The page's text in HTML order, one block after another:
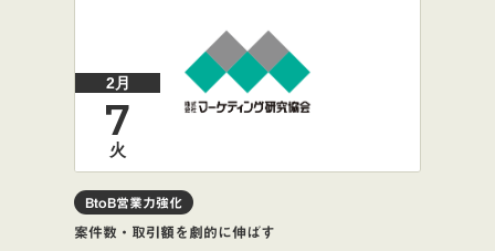
2月
7
火
BtoB営業力強化
案件数・取引額を劇的に伸ばす